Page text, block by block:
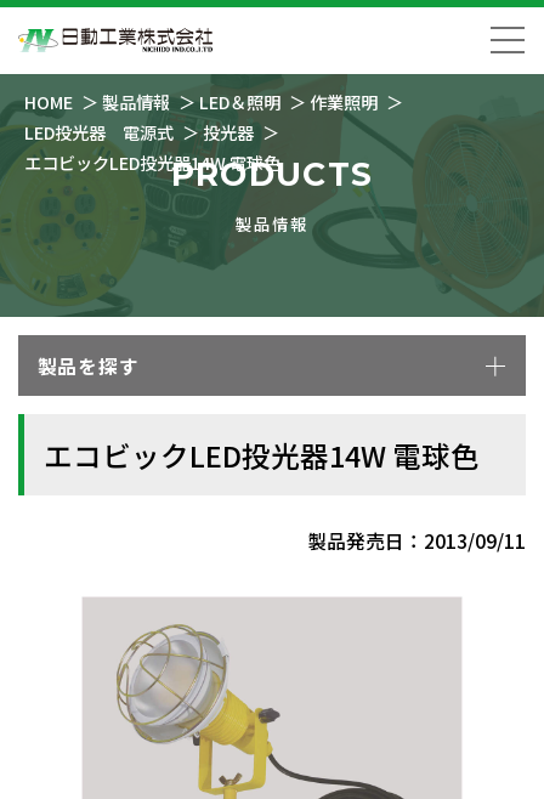
HOME 製品情報 LED＆照明
作業照明
LED投光器 電源式
投光器
エコビックLED投光器14W 電球色
PRODUCTS
製品情報
製品を探す
エコビックLED投光器14W 電球色
製品発売日：2013/09/11